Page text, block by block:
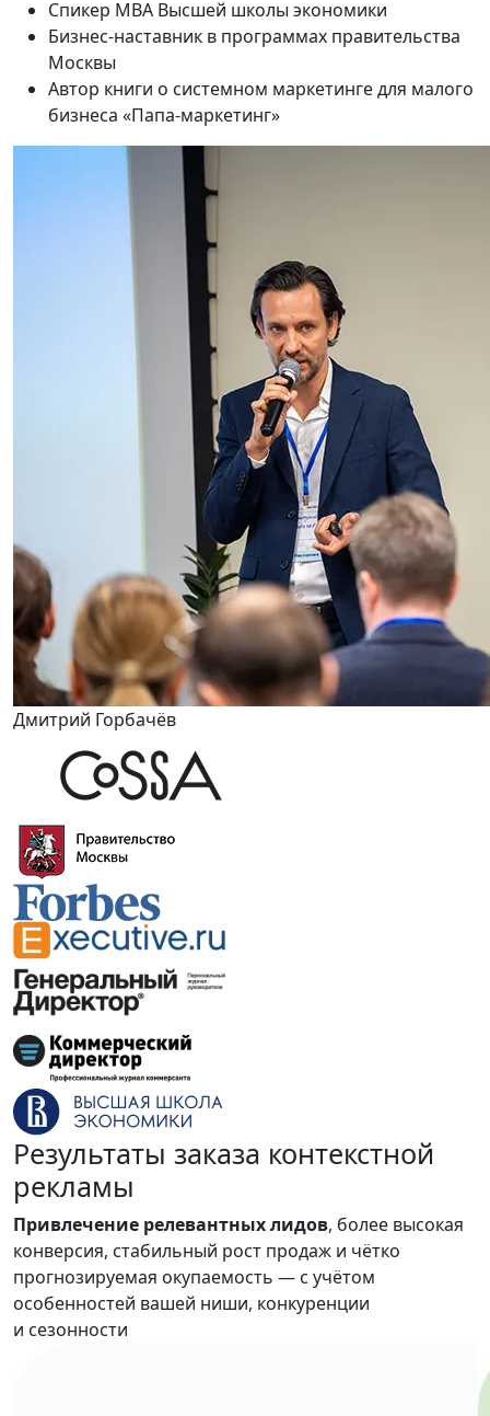
Спикер MBA Высшей школы экономики
Бизнес-наставник в программах правительства
Москвы
Автор книги о системном маркетинге для малого
бизнеса «Папа-маркетинг»
Дмитрий Горбачёв
Результаты заказа контекстной
рекламы
Привлечение релевантных лидов, более высокая
конверсия, стабильный рост продаж и чётко
прогнозируемая окупаемость — с учётом
особенностей вашей ниши, конкуренции
и сезонности